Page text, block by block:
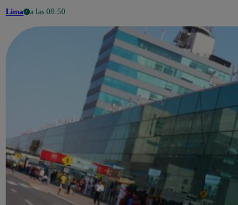
Lima a las 08:50